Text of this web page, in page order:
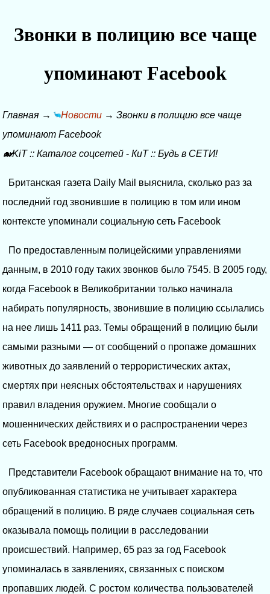
Звонки в полицию все чаще
упоминают Facebook
Главная → Новости → Звонки в полицию все чаще
упоминают Facebook
🐋KiT:: Каталог соцсетей - КиТ:: Будь в СЕТИ!
Британская газета Daily Mail выяснила, сколько раз за
последний год звонившие в полицию в том или ином
контексте упоминали социальную сеть Facebook
По предоставленным полицейскими управлениями
данным, в 2010 году таких звонков было 7545. В 2005 году,
когда Facebook в Великобритании только начинала
набирать популярность, звонившие в полицию ссылались
на нее лишь 1411 раз. Темы обращений в полицию были
самыми разными — от сообщений о пропаже домашних
животных до заявлений о террористических актах,
смертях при неясных обстоятельствах и нарушениях
правил владения оружием. Многие сообщали о
мошеннических действиях и о распространении через
сеть Facebook вредоносных программ.
Представители Facebook обращают внимание на то, что
опубликованная статистика не учитывает характера
обращений в полицию. В ряде случаев социальная сеть
оказывала помощь полиции в расследовании
происшествий. Например, 65 раз за год Facebook
упоминалась в заявлениях, связанных с поиском
пропавших людей. С ростом количества пользователей